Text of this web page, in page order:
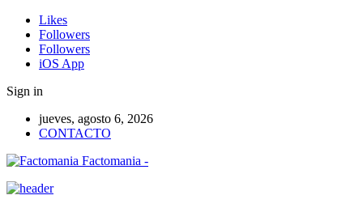
Likes
Followers
Followers
iOS App
Sign in
jueves, agosto 6, 2026
CONTACTO
Factomania -